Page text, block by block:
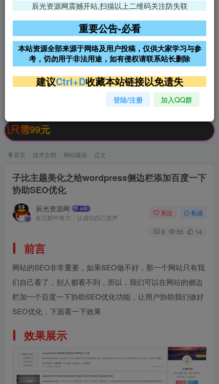
免费领支付宝红包
腾讯轻量4核4G3M服务器38元/
阿里云2核2G200M服务器68元/
年
雨云高防免备案服务器
超低价文字广告位招租 超低价文字广告位招租
超低价文字广告位招租
元
首页 技术文档 网站建设 正文
子比主题美化之给wordpress侧边栏添加百度一下
协助SEO优化
辰光资源网
在沉默中努力，让成功自己发声
关注 私信
0 55 14
前言
网站的SEO非常重要，如果SEO做不好，那一个网站只有我
们自己看了，别人都看不到，所以，我们可以在网站的侧边
栏加一个百度一下协助SEO优化功能，让用户协助我们做好
SEO优化，下面看一下效果
效果展示
辰光资源网震撼开站,扫描以上二维码关注防失联
重要公告-必看
本站资源全部来源于网络及用户投稿，仅供大家学习与参
考，切勿用于非法用途，如有侵权请联系站长删除
建议Ctrl+D收藏本站链接以免遗失
登陆/注册 加入QQ群